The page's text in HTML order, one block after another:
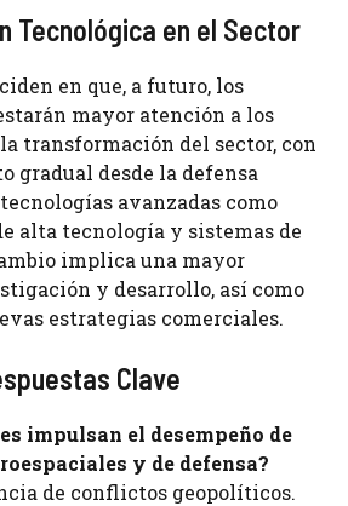
Tecnológica en el Sector
en que, a futuro, los
mayor atención a los
transformación del sector, con
gradual desde la defensa
avanzadas como
alta tecnología y sistemas de
implica una mayor
y desarrollo, así como
estrategias comerciales.
Clave
impulsan el desempeño de
y de defensa?
de conflictos geopolíticos.